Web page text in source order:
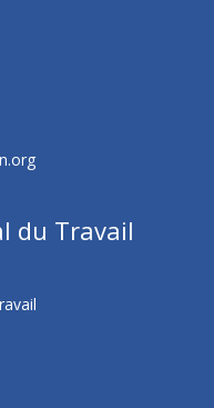
du Travail